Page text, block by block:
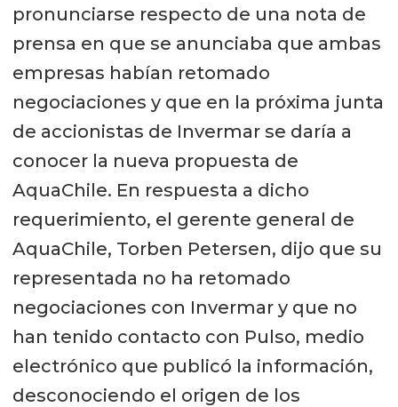
pronunciarse respecto de una nota de
prensa en que se anunciaba que ambas
empresas habían retomado
negociaciones y que en la próxima junta
de accionistas de Invermar se daría a
conocer la nueva propuesta de
AquaChile. En respuesta a dicho
requerimiento, el gerente general de
AquaChile, Torben Petersen, dijo que su
representada no ha retomado
negociaciones con Invermar y que no
han tenido contacto con Pulso, medio
electrónico que publicó la información,
desconociendo el origen de los